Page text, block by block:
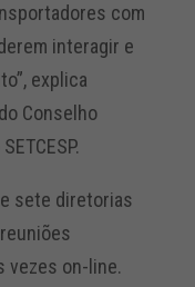
com
interagir e
explica
Conselho
sete diretorias
vezes on-line.